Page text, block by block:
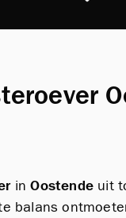
inOostende uit
balans